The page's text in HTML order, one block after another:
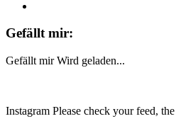
Gefällt mir:
Gefällt mir Wird geladen...
Instagram Please check your feed,